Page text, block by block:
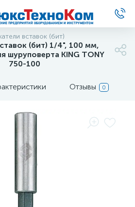
вставок (бит)
(бит) 1/4", 100 мм,
шуруповерта KING TONY
750-100
Отзывы 0